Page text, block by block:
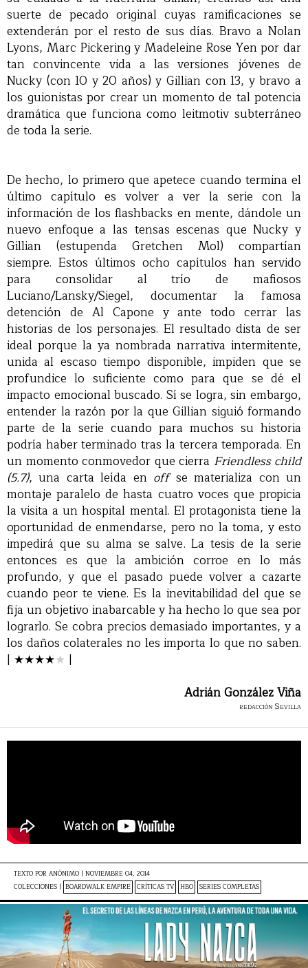
suerte de pecado original cuyas ramificaciones se
extenderán por el resto de sus días. Bravo a Nolan
Lyons, Marc Pickering y Madeleine Rose Yen por dar
tan convincente vida a las versiones jóvenes de
Nucky (con 10 y 20 años) y Gillian con 13, y bravo a
los guionistas por crear un momento de tal potencia
dramática que funciona como leitmotiv subterráneo
de toda la serie.
De hecho, lo primero que apetece cuando termina el
último capítulo es volver a ver la serie con la
información de los flashbacks en mente, dándole un
nuevo enfoque a las tensas escenas que Nucky y
Gillian (estupenda Gretchen Mol) compartían
siempre. Estos últimos ocho capítulos han servido
para consolidar al trío de mafiosos
Luciano/Lansky/Siegel, documentar la famosa
detención de Al Capone y ante todo cerrar las
historias de los personajes. El resultado dista de ser
ideal porque la ya nombrada narrativa intermitente,
unida al escaso tiempo disponible, impiden que se
profundice lo suficiente como para que se dé el
impacto emocional buscado. Sí se logra, sin embargo,
entender la razón por la que Gillian siguió formando
parte de la serie cuando para muchos su historia
podría haber terminado tras la tercera temporada. En
un momento conmovedor que cierra Friendless child
(5.7), una carta leída en offse materializa con un
montaje paralelo de hasta cuatro voces que propicia
la visita a un hospital mental. El protagonista tiene la
oportunidad de enmendarse, pero no la toma, y esto
impedirá que su alma se salve. La tesis de la serie
entonces es que la ambición corroe en lo más
profundo, y que el pasado puede volver a cazarte
cuando peor te viene. Es la inevitabilidad del que se
fija un objetivo inabarcable y ha hecho lo que sea por
lograrlo. Se cobra precios demasiado importantes, y a
los daños colaterales no les importa lo que no saben.
| ★★★★★ |
Adrián González Viña
redacción Sevilla
TEXTO POR ANÓNIMO | NOVIEMBRE 04, 2014
COLECCIONES | BOARDWALK EMPIRE CRÍTICAS TV HBO SERIES COMPLETAS